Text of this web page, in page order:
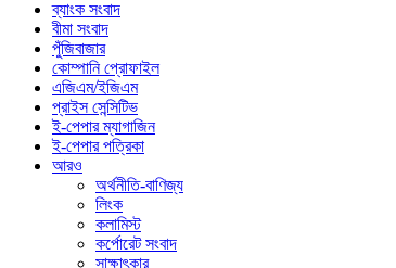
ব্যাংক সংবাদ
বীমা সংবাদ
পুঁজিবাজার
কোম্পানি প্রোফাইল
এজিএম/ইজিএম
প্রাইস সেন্সিটিভ
ই-পেপার ম্যাগাজিন
ই-পেপার পত্রিকা
আরও
অর্থনীতি-বাণিজ্য
লিংক
কলামিস্ট
কর্পোরেট সংবাদ
সাক্ষাৎকার